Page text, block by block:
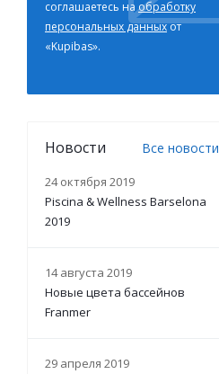
соглашаетесь наобработку
персональных данныхот
«Kupibas».
Новости Все новости
24 октября 2019
Piscina & Wellness Barselona
2019
14 августа 2019
Новые цвета бассейнов
Franmer
29 апреля 2019